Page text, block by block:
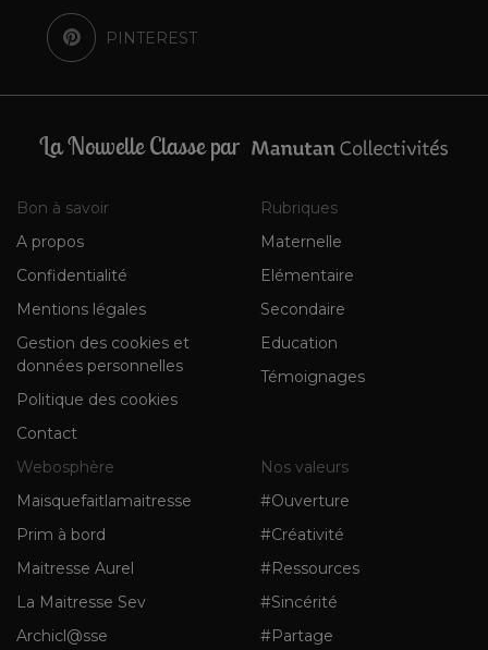
PINTEREST
La Nouvelle Classe par
Bon à savoir
A propos
Confidentialité
Mentions légales
Gestion des cookies et
données personnelles
Politique des cookies
Contact
Rubriques
Maternelle
Elémentaire
Secondaire
Education
Témoignages
Webosphère
Maisquefaitlamaitresse
Prim à bord
Maitresse Aurel
La Maitresse Sev
Archicl@sse
Nos valeurs
#Ouverture
#Créativité
#Ressources
#Sincérité
#Partage